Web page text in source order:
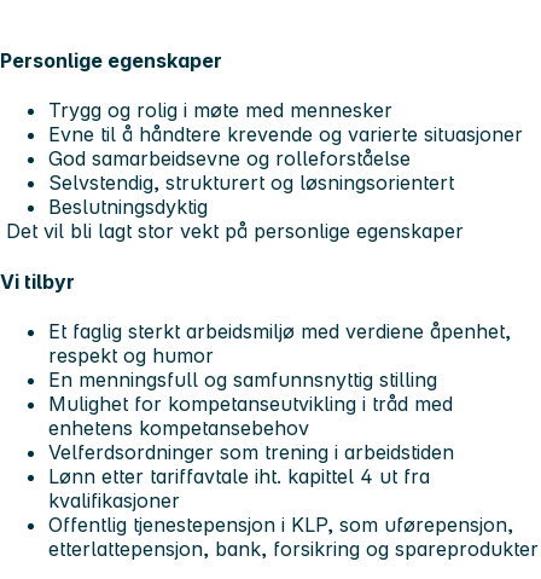
Personlige egenskaper
Trygg og rolig i møte med mennesker
Evne til å håndtere krevende og varierte situasjoner
God samarbeidsevne og rolleforståelse
Selvstendig, strukturert og løsningsorientert
Beslutningsdyktig
Det vil bli lagt stor vekt på personlige egenskaper
Vi tilbyr
Et faglig sterkt arbeidsmiljø med verdiene åpenhet,
respekt og humor
En menningsfull og samfunnsnyttig stilling
Mulighet for kompetanseutvikling i tråd med
enhetens kompetansebehov
Velferdsordninger som trening i arbeidstiden
Lønn etter tariffavtale iht. kapittel 4 ut fra
kvalifikasjoner
Offentlig tjenestepensjon i KLP, som uførepensjon,
etterlattepensjon, bank, forsikring og spareprodukter